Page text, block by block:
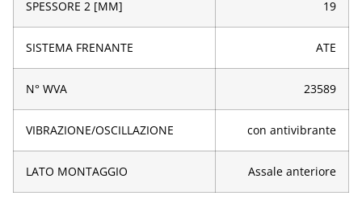
SPESSORE 2 [MM] 19
SISTEMA FRENANTE ATE
N° WVA 23589
VIBRAZIONE/OSCILLAZIONE con antivibrante
LATO MONTAGGIO Assale anteriore